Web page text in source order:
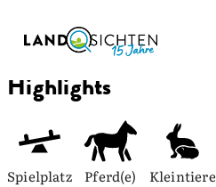
Highlights
Spielplatz Pferd(e) Kleintiere